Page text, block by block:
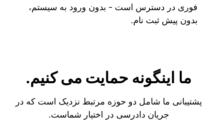
فوری در دسترس است - بدون ورود به سیستم،
بدون پیش ثبت نام.
ما اینگونه حمایت می کنیم.
پشتیبانی ما شامل دو حوزه مرتبط نزدیک است که در
جریان دادرسی در اختیار شماست.